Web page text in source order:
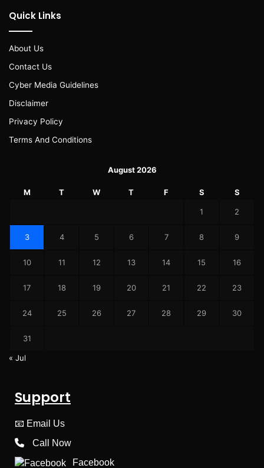
Quick Links
About Us
Contact Us
Cyber Media Guidelines
Disclaimer
Privacy Policy
Terms And Conditions
August 2026
M T W T F S S
1 2
3 4 5 6 7 8 9
10 11 12 13 14 15 16
17 18 19 20 21 22 23
24 25 26 27 28 29 30
31
« Jul
Support
📧 Email Us
Call Now
Facebook